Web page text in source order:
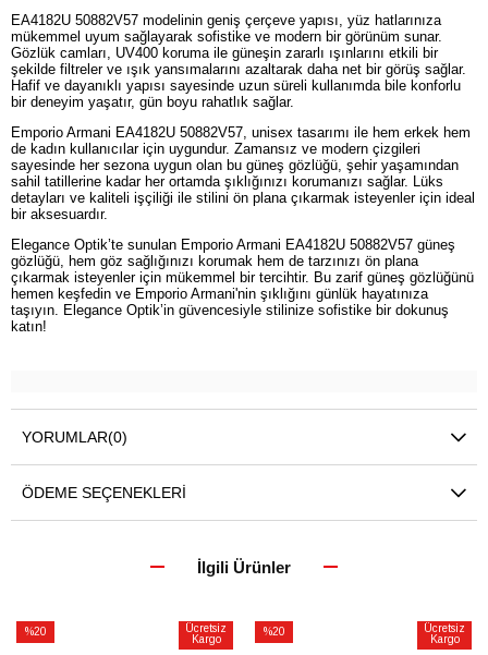
EA4182U 50882V57 modelinin geniş çerçeve yapısı, yüz hatlarınıza
mükemmel uyum sağlayarak sofistike ve modern bir görünüm sunar.
Gözlük camları, UV400 koruma ile güneşin zararlı ışınlarını etkili bir
şekilde filtreler ve ışık yansımalarını azaltarak daha net bir görüş sağlar.
Hafif ve dayanıklı yapısı sayesinde uzun süreli kullanımda bile konforlu
bir deneyim yaşatır, gün boyu rahatlık sağlar.
Emporio Armani EA4182U 50882V57, unisex tasarımı ile hem erkek hem
de kadın kullanıcılar için uygundur. Zamansız ve modern çizgileri
sayesinde her sezona uygun olan bu güneş gözlüğü, şehir yaşamından
sahil tatillerine kadar her ortamda şıklığınızı korumanızı sağlar. Lüks
detayları ve kaliteli işçiliği ile stilini ön plana çıkarmak isteyenler için ideal
bir aksesuardır.
Elegance Optik’te sunulan Emporio Armani EA4182U 50882V57 güneş
gözlüğü, hem göz sağlığınızı korumak hem de tarzınızı ön plana
çıkarmak isteyenler için mükemmel bir tercihtir. Bu zarif güneş gözlüğünü
hemen keşfedin ve Emporio Armani'nin şıklığını günlük hayatınıza
taşıyın. Elegance Optik’in güvencesiyle stilinize sofistike bir dokunuş
katın!
YORUMLAR(0)
ÖDEME SEÇENEKLERI
İlgili Ürünler
%20
Ücretsiz
Kargo
%20
Ücretsiz
Kargo